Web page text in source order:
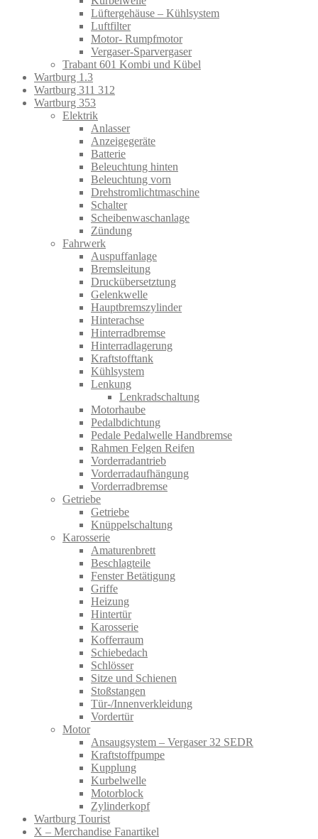
Lüftergehäuse – Kühlsystem
Luftfilter
Motor- Rumpfmotor
Vergaser-Sparvergaser
Trabant 601 Kombi und Kübel
Wartburg 1.3
Wartburg 311 312
Wartburg 353
Elektrik
Anlasser
Anzeigegeräte
Batterie
Beleuchtung hinten
Beleuchtung vorn
Drehstromlichtmaschine
Schalter
Scheibenwaschanlage
Zündung
Fahrwerk
Auspuffanlage
Bremsleitung
Druckübersetztung
Gelenkwelle
Hauptbremszylinder
Hinterachse
Hinterradbremse
Hinterradlagerung
Kraftstofftank
Kühlsystem
Lenkung
Lenkradschaltung
Motorhaube
Pedalbdichtung
Pedale Pedalwelle Handbremse
Rahmen Felgen Reifen
Vorderradantrieb
Vorderradaufhängung
Vorderradbremse
Getriebe
Getriebe
Knüppelschaltung
Karosserie
Amaturenbrett
Beschlagteile
Fenster Betätigung
Griffe
Heizung
Hintertür
Karosserie
Kofferraum
Schiebedach
Schlösser
Sitze und Schienen
Stoßstangen
Tür-/Innenverkleidung
Vordertür
Motor
Ansaugsystem – Vergaser 32 SEDR
Kraftstoffpumpe
Kupplung
Kurbelwelle
Motorblock
Zylinderkopf
Wartburg Tourist
X – Merchandise Fanartikel